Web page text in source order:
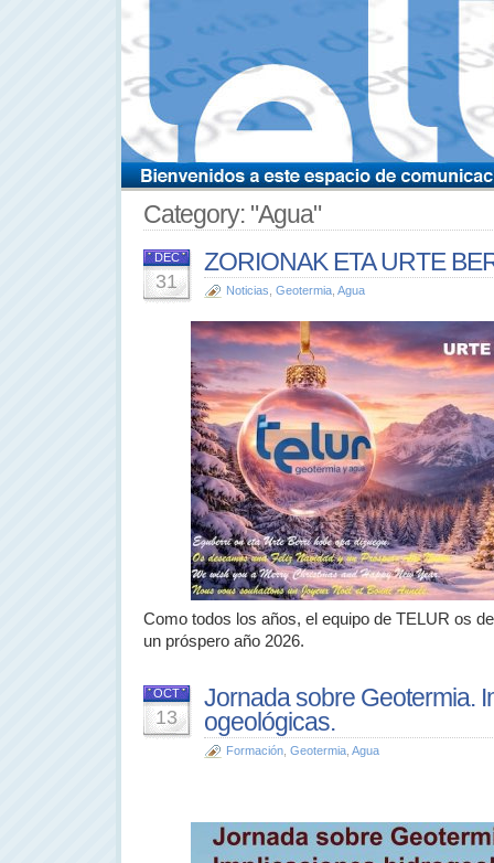
Category: "Agua"
DEC
31
ZORIONAK ETA URTE
Noticias Geotermia Agua
Como todos los años, el equipo de TELUR os
un próspero año 2026.
OCT
13
Jornada sobre Geotermia.
ogeológicas.
Formación Geotermia Agua